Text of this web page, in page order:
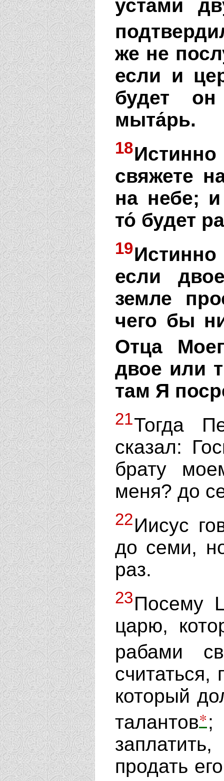
устами
же не
если и
будет
мыта́рь.
18
свяжете
на небе;
то́ будет
19
если
земле
чего бы
Отца
двое или
там Я
21Тогда
сказал:
брату
меня? до
22Иисус
до семи,
раз.
23Посему
царю,
рабами
который
талантов*
продать